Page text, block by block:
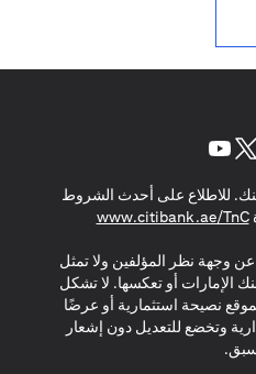
للاطلاع على أحدث الشروط
www.citibank.ae/TnC
(opens in a new tab)
عن وجهة نظر المؤلفين ولا تمثل
الإمارات أو تعكسها. لا تشكل
نصيحة استثمارية أو عرضًا
وتخضع للتعديل دون إشعار